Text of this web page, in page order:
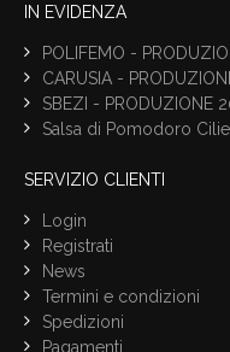
IN EVIDENZA
POLIFEMO -
CARUSIA -
SBEZI - PRODUZIONE
Salsa di Pomodoro
SERVIZIO CLIENTI
Login
Registrati
News
Termini e condizioni
Spedizioni
Pagamenti